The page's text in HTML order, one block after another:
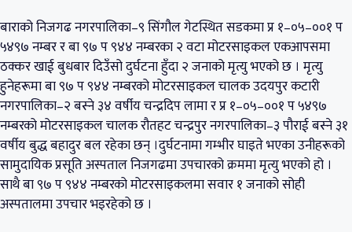
बाराको निजगढ नगरपालिका–९ सिंगौल गेटस्थित सडकमा प्र १–०५–००१ प
५४९७ नम्बर र बा ९७ प ९४४ नम्बरका २ वटा मोटरसाइकल एकआपसमा
ठक्कर खाई बुधबार दिउँसो दुर्घटना हुँदा २ जनाको मृत्यु भएको छ । मृत्यु
हुनेहरूमा बा ९७ प ९४४ नम्बरको मोटरसाइकल चालक उदयपुर कटारी
नगरपालिका–२ बस्ने ३४ वर्षीय चन्द्रदिप लामा र प्र १–०५–००१ प ५४९७
नम्बरको मोटरसाइकल चालक रौतहट चन्द्रपुर नगरपालिका–३ पौराई बस्ने ३१
वर्षीय बुद्ध बहादुर बल रहेका छन् ।दुर्घटनामा गम्भीर घाइते भएका उनीहरूको
सामुदायिक प्रसूति अस्पताल निजगढमा उपचारको क्रममा मृत्यु भएको हो ।
साथै बा ९७ प ९४४ नम्बरको मोटरसाइकलमा सवार १ जनाको सोही
अस्पतालमा उपचार भइरहेको छ ।